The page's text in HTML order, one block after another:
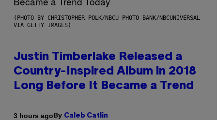
(PHOTO BY CHRISTOPHER POLK/NBCU PHOTO BANK/NBCUNIVERSAL
VIA GETTY IMAGES)
Justin Timberlake Released a
Country-Inspired Album in 2018
Long Before It Became a Trend
3 hours agoBy Caleb Catlin